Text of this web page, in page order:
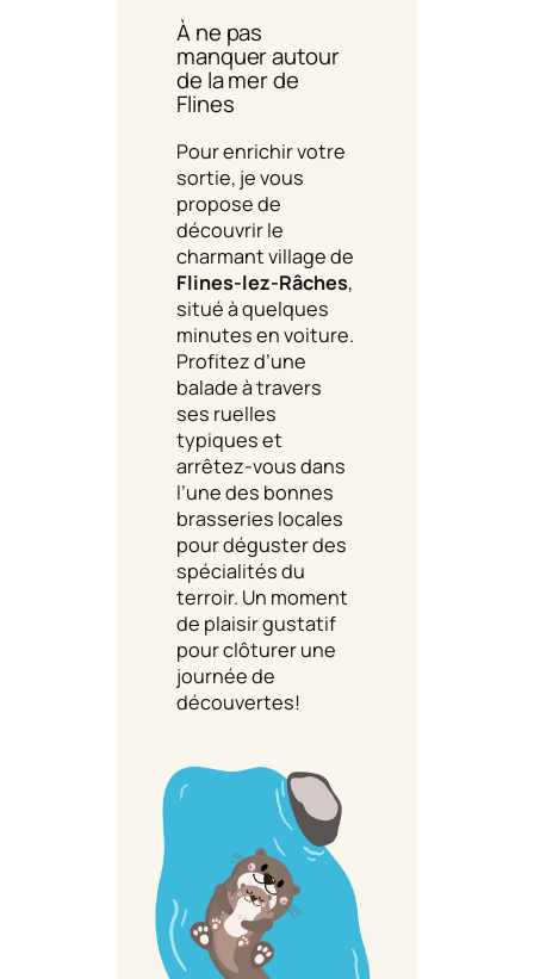
À ne pas
manquer autour
de la mer de
Flines
Pour enrichir votre
sortie, je vous
propose de
découvrir le
charmant village de
Flines-lez-Râches,
situé à quelques
minutes en voiture.
Profitez d’une
balade à travers
ses ruelles
typiques et
arrêtez-vous dans
l’une des bonnes
brasseries locales
pour déguster des
spécialités du
terroir. Un moment
de plaisir gustatif
pour clôturer une
journée de
découvertes!